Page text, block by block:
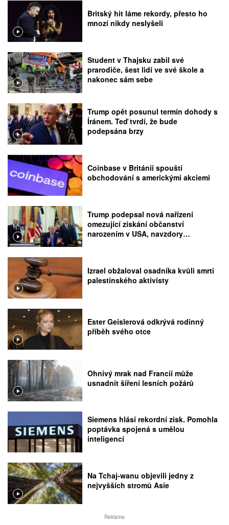
Britský hit láme rekordy, přesto ho
mnozí nikdy neslyšeli
Student v Thajsku zabil své
prarodiče, šest lidí ve své škole a
nakonec sám sebe
Trump opět posunul termín dohody s
Íránem. Teď tvrdí, že bude
podepsána brzy
Coinbase v Británii spouští
obchodování s americkými akciemi
Trump podepsal nová nařízení
omezující získání občanství
narozením v USA, navzdory
Izrael obžaloval osadníka kvůli smrti
palestinského aktivisty
Ester Geislerová odkrývá rodinný
příběh svého otce
Ohnivý mrak nad Francií může
usnadnit šíření lesních požárů
Siemens hlásí rekordní zisk. Pomohla
poptávka spojená s umělou
inteligencí
Na Tchaj-wanu objevili jedny z
nejvyšších stromů Asie
Reklama